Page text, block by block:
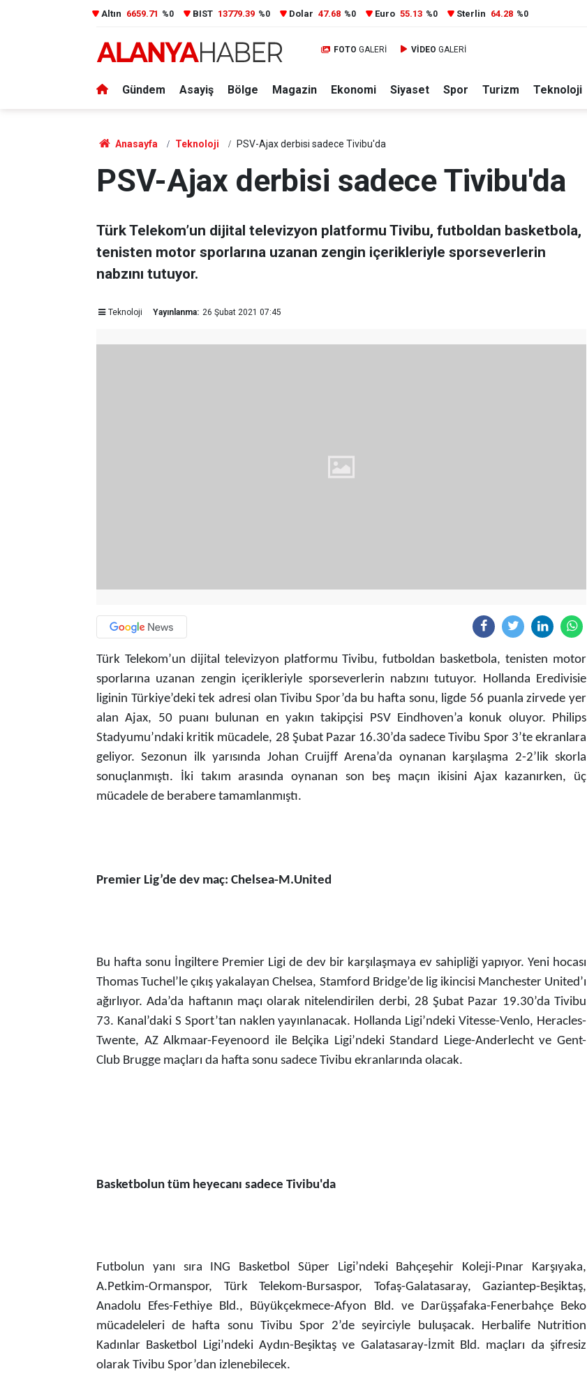
Altın 6659.71 %0 BIST 13779.39 %0 Dolar 47.68 %0 Euro 55.13 %0 Sterlin 64.28 %0
FOTO GALERİ VİDEO GALERİ
Gündem Asayiş Bölge Magazin Ekonomi Siyaset Spor Turizm Teknoloji
Anasayfa Teknoloji PSV-Ajax derbisi sadece Tivibu'da
PSV-Ajax derbisi sadece Tivibu'da
Türk Telekom’un dijital televizyon platformu Tivibu, futboldan basketbola,
tenisten motor sporlarına uzanan zengin içerikleriyle sporseverlerin
nabzını tutuyor.
Teknoloji Yayınlanma: 26 Şubat 2021 07:45
Türk Telekom’un dijital televizyon platformu Tivibu, futboldan basketbola, tenisten motor
sporlarına uzanan zengin içerikleriyle sporseverlerin nabzını tutuyor. Hollanda Eredivisie
liginin Türkiye’deki tek adresi olan Tivibu Spor’da bu hafta sonu, ligde 56 puanla zirvede yer
alan Ajax, 50 puanı bulunan en yakın takipçisi PSV Eindhoven’a konuk oluyor. Philips
Stadyumu’ndaki kritik mücadele, 28 Şubat Pazar 16.30’da sadece Tivibu Spor 3’te ekranlara
geliyor. Sezonun ilk yarısında Johan Cruijff Arena’da oynanan karşılaşma 2-2’lik skorla
sonuçlanmıştı. İki takım arasında oynanan son beş maçın ikisini Ajax kazanırken, üç
mücadele de berabere tamamlanmıştı.
Premier Lig’de dev maç: Chelsea-M.United
Bu hafta sonu İngiltere Premier Ligi de dev bir karşılaşmaya ev sahipliği yapıyor. Yeni hocası
Thomas Tuchel’le çıkış yakalayan Chelsea, Stamford Bridge’de lig ikincisi Manchester United’ı
ağırlıyor. Ada’da haftanın maçı olarak nitelendirilen derbi, 28 Şubat Pazar 19.30’da Tivibu
73. Kanal’daki S Sport’tan naklen yayınlanacak. Hollanda Ligi’ndeki Vitesse-Venlo, Heracles-
Twente, AZ Alkmaar-Feyenoord ile Belçika Ligi’ndeki Standard Liege-Anderlecht ve Gent-
Club Brugge maçları da hafta sonu sadece Tivibu ekranlarında olacak.
Basketbolun tüm heyecanı sadece Tivibu'da
Futbolun yanı sıra ING Basketbol Süper Ligi’ndeki Bahçeşehir Koleji-Pınar Karşıyaka,
A.Petkim-Ormanspor, Türk Telekom-Bursaspor, Tofaş-Galatasaray, Gaziantep-Beşiktaş,
Anadolu Efes-Fethiye Bld., Büyükçekmece-Afyon Bld. ve Darüşşafaka-Fenerbahçe Beko
mücadeleleri de hafta sonu Tivibu Spor 2’de seyirciyle buluşacak. Herbalife Nutrition
Kadınlar Basketbol Ligi’ndeki Aydın-Beşiktaş ve Galatasaray-İzmit Bld. maçları da şifresiz
olarak Tivibu Spor’dan izlenebilecek.